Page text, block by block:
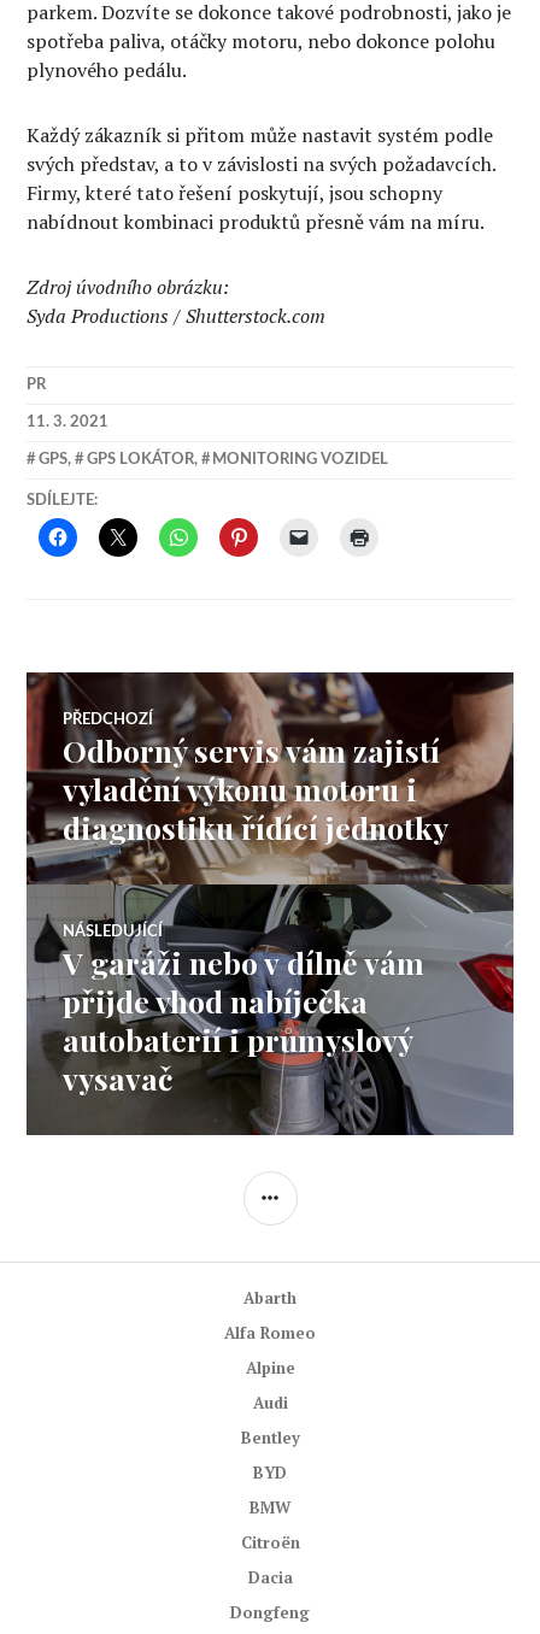
parkem. Dozvíte se dokonce takové podrobnosti, jako je
spotřeba paliva, otáčky motoru, nebo dokonce polohu
plynového pedálu.
Každý zákazník si přitom může nastavit systém podle
svých představ, a to v závislosti na svých požadavcích.
Firmy, které tato řešení poskytují, jsou schopny
nabídnout kombinaci produktů přesně vám na míru.
Zdroj úvodního obrázku:
Syda Productions / Shutterstock.com
PR
11. 3. 2021
GPS, GPS LOKÁTOR, MONITORING VOZIDEL
SDÍLEJTE:
Navigace
pro
příspěvek
PŘEDCHOZÍ
Předchozí
příspěvek:
Odborný servis vám zajistí
vyladění výkonu motoru i
diagnostiku řídící jednotky
NÁSLEDUJÍCÍ
Následující
příspěvek:
V garáži nebo v dílně vám
přijde vhod nabíječka
autobaterií i průmyslový
vysavač
POSTRANNÍ
Abarth
Alfa Romeo
Alpine
Audi
Bentley
BYD
BMW
Citroën
Dacia
Dongfeng